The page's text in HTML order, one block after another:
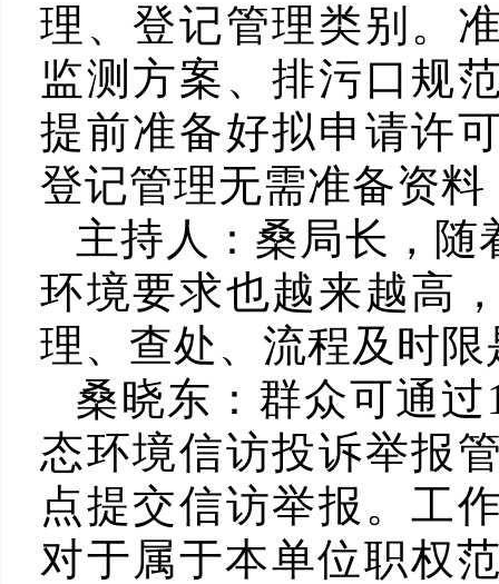
理、登记管理类别。
监测方案、排污口规
提前准备好拟申请许
登记管理无需准备资
主持人： 桑局长，随
环境要求也越来越高
理、查处、流程及时限
桑晓东： 群众可通
态环境信访投诉举报
点提交信访举报。工
对于属于本单位职权